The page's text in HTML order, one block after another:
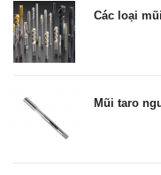
Các loại
Mũi taro